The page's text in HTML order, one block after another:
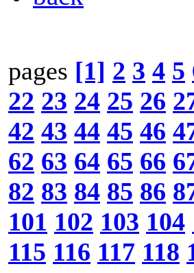
pages [1] 2 3 4 5
22 23 24 25 26
42 43 44 45 46
62 63 64 65 66
82 83 84 85 86
101 102 103 104
115 116 117 118